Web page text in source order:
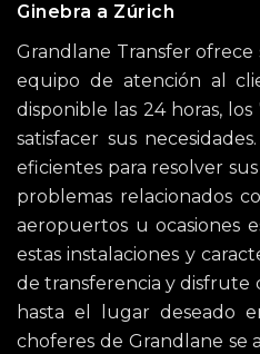
Ginebra a Zúrich
Grandlane Transfer ofrece
equipo de atención al
disponible las 24 horas,
satisfacer sus
eficientes para resolver
problemas relacionados
aeropuertos u ocasiones
estas instalaciones y
de transferencia y disfrute
hasta el lugar deseado
choferes de Grandlane se